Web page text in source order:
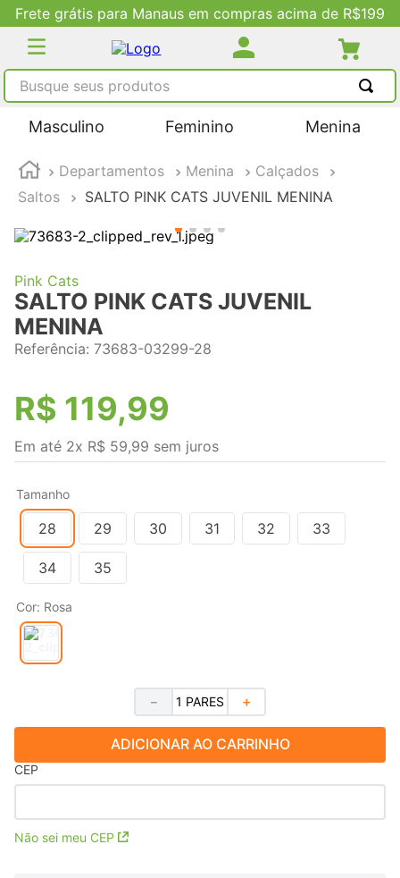
R$199 Descontos Exclusivos no Site
Busque seus produtos
Masculino Feminino Menina
Departamentos Menina
Calçados
Saltos
SALTO PINK CATS JUVENIL MENINA
Pink Cats
SALTO PINK CATS JUVENIL
MENINA
Referência: 73683-03299-28
R$ 119,99
Em até 2x R$ 59,99 sem juros
Tamanho
28 29 30 31 32 33
34 35
Cor: Rosa
＋
－
ADICIONAR AO CARRINHO
CEP
Não sei meu CEP
TERMOS MAIS BUSCADOS
2
tenis feminino
4º
adidas
tenis